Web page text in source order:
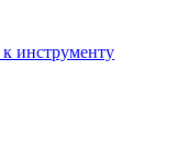
инструменту